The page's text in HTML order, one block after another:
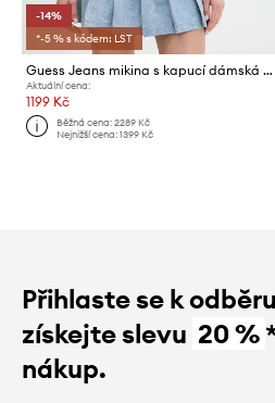
-14%
*-5 % s kódem: LST
Guess Jeans mikina s kapucí dámská bavlněná
Aktuální cena:
1199 Kč
Běžná cena:2289 Kč
Nejnižší cena:1399 Kč
Přihlaste se k
získejte slevu 20 %
nákup.